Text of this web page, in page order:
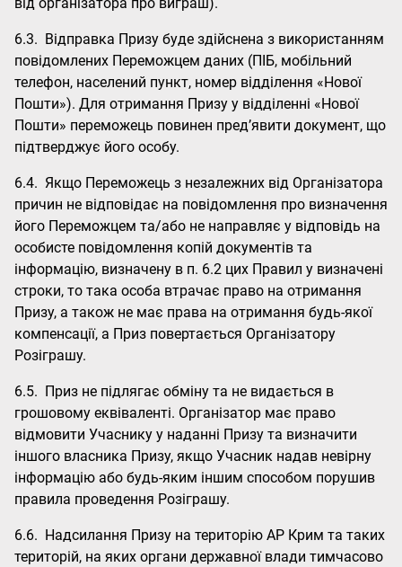
6.3. Відправка Призу буде здійснена з використанням
повідомлених Переможцем даних (ПІБ, мобільний
телефон, населений пункт, номер відділення «Нової
Пошти»). Для отримання Призу у відділенні «Нової
Пошти» переможець повинен пред’явити документ, що
підтверджує його особу.
6.4. Якщо Переможець з незалежних від Організатора
причин не відповідає на повідомлення про визначення
його Переможцем та/або не направляє у відповідь на
особисте повідомлення копій документів та
інформацію, визначену в п. 6.2 цих Правил у визначені
строки, то така особа втрачає право на отримання
Призу, а також не має права на отримання будь-якої
компенсації, а Приз повертається Організатору
Розіграшу.
6.5. Приз не підлягає обміну та не видається в
грошовому еквіваленті. Організатор має право
відмовити Учаснику у наданні Призу та визначити
іншого власника Призу, якщо Учасник надав невірну
інформацію або будь-яким іншим способом порушив
правила проведення Розіграшу.
6.6. Надсилання Призу на територію АР Крим та таких
територій, на яких органи державної влади тимчасово